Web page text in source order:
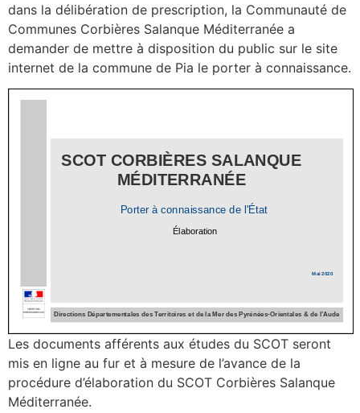
dans la délibération de prescription, la Communauté de
Communes Corbières Salanque Méditerranée a
demander de mettre à disposition du public sur le site
internet de la commune de Pia le porter à connaissance.
Les documents afférents aux études du SCOT seront
mis en ligne au fur et à mesure de l’avance de la
procédure d’élaboration du SCOT Corbières Salanque
Méditerranée.